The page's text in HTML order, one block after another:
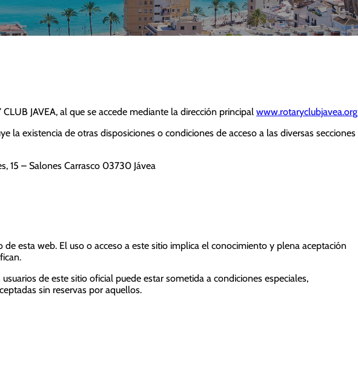
JAVEA, al que se accede mediante la dirección principal www.rotaryclubjavea.org
la existencia de otras disposiciones o condiciones de acceso a las diversas secciones
15 – Salones Carrasco 03730 Jávea
esta web. El uso o acceso a este sitio implica el conocimiento y plena aceptación
de este sitio oficial puede estar sometida a condiciones especiales,
sin reservas por aquellos.